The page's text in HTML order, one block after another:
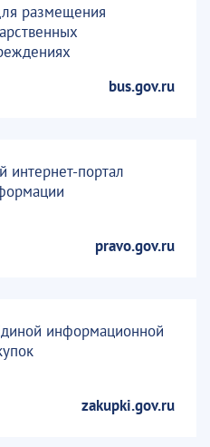
размещения
bus.gov.ru
интернет-портал
pravo.gov.ru
информационной
zakupki.gov.ru